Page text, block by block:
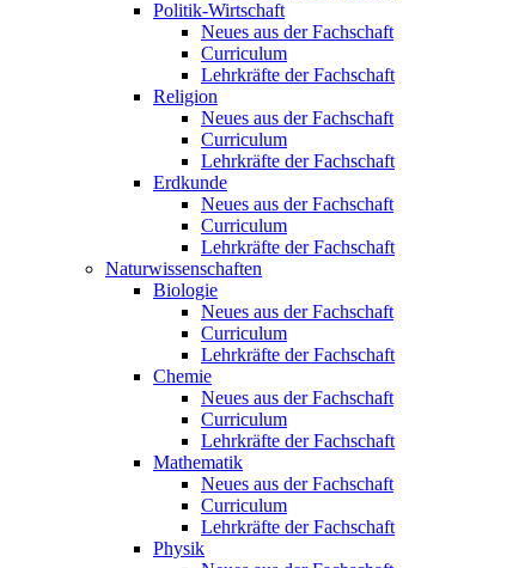
Politik-Wirtschaft
Neues aus der Fachschaft
Curriculum
Lehrkräfte der Fachschaft
Religion
Neues aus der Fachschaft
Curriculum
Lehrkräfte der Fachschaft
Erdkunde
Neues aus der Fachschaft
Curriculum
Lehrkräfte der Fachschaft
Naturwissenschaften
Biologie
Neues aus der Fachschaft
Curriculum
Lehrkräfte der Fachschaft
Chemie
Neues aus der Fachschaft
Curriculum
Lehrkräfte der Fachschaft
Mathematik
Neues aus der Fachschaft
Curriculum
Lehrkräfte der Fachschaft
Physik